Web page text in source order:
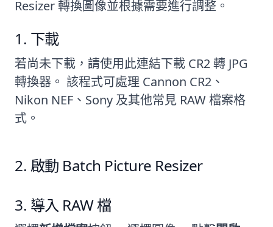
Resizer 轉換圖像並根據需要進行調整。
下載
若尚未下載，請使用此連結下載 CR2 轉 JPG
轉換器。 該程式可處理 Cannon CR2、
Nikon NEF、Sony 及其他常見 RAW 檔案格
式。
啟動 Batch Picture Resizer
導入 RAW 檔